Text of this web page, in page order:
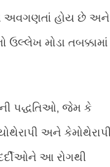
અવગણતાં હોય છે અને
મોડા તબક્કામાં
પદ્ધતિઓ, જેમ કે
અને
આ રોગથી